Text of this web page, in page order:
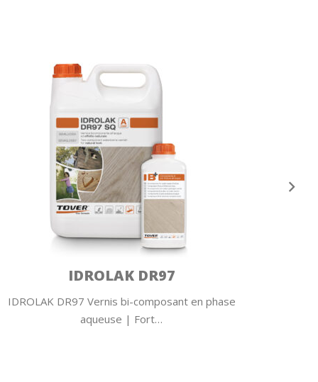
BELLA
BELLA Vernis bi-composant en phase aqueuse
Sans isocyanate Vernis…